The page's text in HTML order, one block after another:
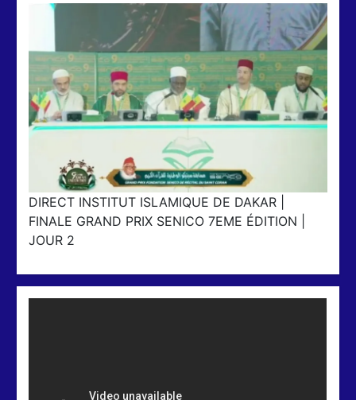
DIRECT INSTITUT ISLAMIQUE DE DAKAR |
FINALE GRAND PRIX SENICO 7EME ÉDITION |
JOUR 2